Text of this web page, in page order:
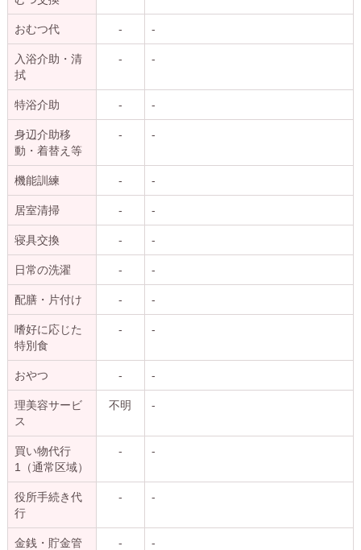
おむつ代 - -
入浴介助・清
拭
- -
特浴介助 - -
身辺介助移
動・着替え等
- -
機能訓練 - -
居室清掃 - -
寝具交換 - -
日常の洗濯 - -
配膳・片付け - -
嗜好に応じた
特別食
- -
おやつ - -
理美容サービ
ス
不明 -
買い物代行
1（通常区域）
- -
役所手続き代
行
- -
金銭・貯金管
- -